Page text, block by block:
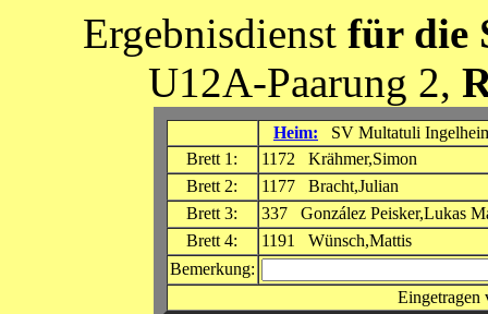
Ergebnisdienst für die
U12A-Paarung 2,
Heim:
SV Multatuli
Brett 1:
1172 Krähmer,Simon
Brett 2:
1177 Bracht,Julian
Brett 3:
337 González Peisker,Lukas
Brett 4:
1191 Wünsch,Mattis
Bemerkung:
Eingetragen